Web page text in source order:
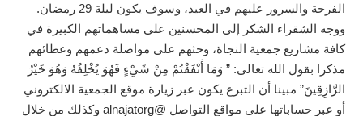
الفرحة والسرور عليهم في العيد، وسوف يكون ليلة 29 رمضان.
ووجه الشقراء الشكر إلى المحسنين على مساهماتهم الكبيرة في
كافة مشاريع جمعية النجاة، وحثهم على مواصلة دعمهم وعطائهم
مذكرا بقول الله تعالى: ” وَمَا أَنْفَقْتُمْ مِنْ شَيْءٍ فَهُوَ يُخْلِفُهُ وَهُوَ خَيْرُ
الرَّازِقِينَ” مبينا أن التبرع يكون عبر زيارة موقع الجمعية الالكتروني
أو عبر حساباتها على مواقع التواصل @alnajatorg وكذلك من خلال